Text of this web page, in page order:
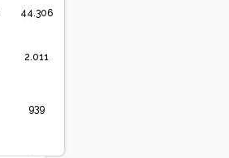
44.306
2.011
939